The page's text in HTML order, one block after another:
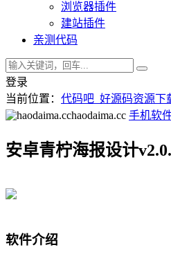
浏览器插件
建站插件
亲测代码
登录
当前位置： 代码吧_好源码资源下
haodaima.cc 手机软
安卓青柠海报设计
软件介绍